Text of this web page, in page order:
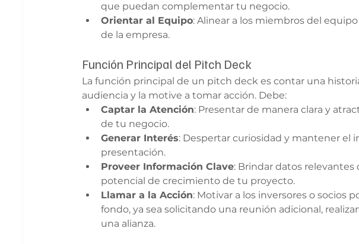
que puedan complementar tu negocio.
Orientar al Equipo: Alinear a los miembros del
de la empresa.
Función Principal del Pitch Deck
La función principal de un pitch deck es contar una
audiencia y la motive a tomar acción. Debe:
Captar la Atención: Presentar de manera clara y
de tu negocio.
Generar Interés: Despertar curiosidad y mantener el
presentación.
Proveer Información Clave: Brindar datos relevantes
potencial de crecimiento de tu proyecto.
Llamar a la Acción: Motivar a los inversores o socios
fondo, ya sea solicitando una reunión adicional,
una alianza.